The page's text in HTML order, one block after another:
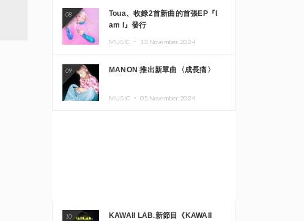
08
Toua、收錄2首新曲的首張EP『I
am I』發行
MUSIC ・ 13.November.2024
09 MANON 推出新單曲〈成長痛〉
MUSIC ・ 05.November.2024
10
KAWAII LAB.新節目《KAWAII